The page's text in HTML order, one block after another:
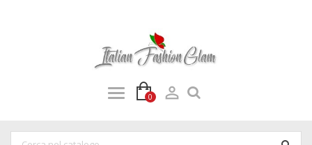
0 